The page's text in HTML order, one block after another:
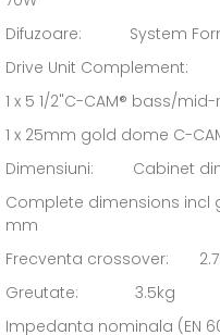
Difuzoare: System
Drive Unit Complement:
1 x 5 1/2"C-CAM® bass/
1 x 25mm gold dome C-
Dimensiuni: Cabinet
Complete dimensions incl
mm
Frecventa crossover:
Greutate: 3.5kg
Impedanta nominala